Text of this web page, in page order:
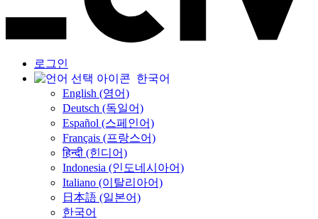
로그인
한국어
English (영어)
Deutsch (독일어)
Español (스페인어)
Français (프랑스어)
हिन्दी (힌디어)
Indonesia (인도네시아어)
Italiano (이탈리아어)
日本語 (일본어)
한국어